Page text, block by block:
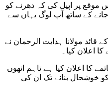
موقع پر اپیل کی کہ دھرنے کو
جانے کے ساتھ آپ لوگ یہاں سے
مولانا ہدایت الرحمان نے
کا اعلان کیا ہے تاہم انھوں
خوشحال بنانے تک ان کی